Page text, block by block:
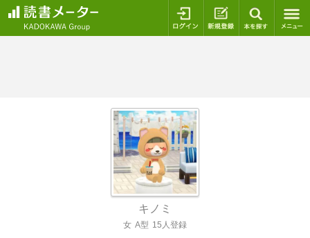
ログイン 新規登録
キノミ
女 A型 15人登録